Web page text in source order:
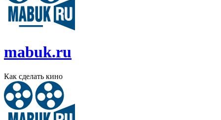
mabuk.ru
Как сделать кино